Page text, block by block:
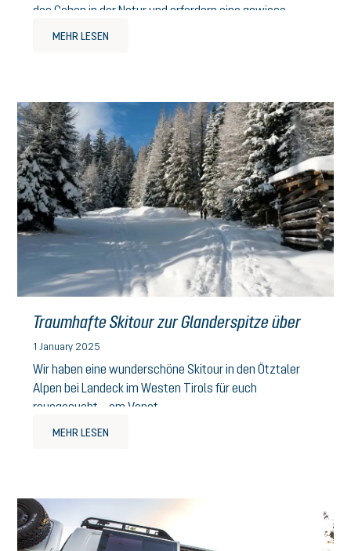
das Gehen in der Natur und erfordern eine gewisse
körperliche Fitness...
MEHR LESEN
Traumhafte Skitour zur Glanderspitze über
Gogles Alm
1 January 2025
Wir haben eine wunderschöne Skitour in den Ötztaler
Alpen bei Landeck im Westen Tirols für euch
rausgesucht – am Venet.
MEHR LESEN